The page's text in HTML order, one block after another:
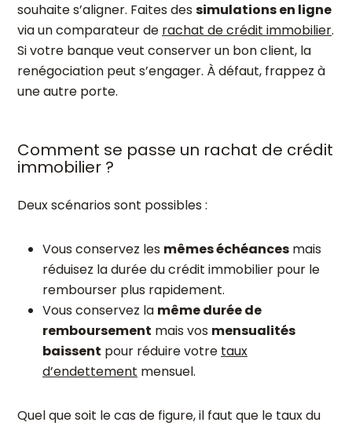
souhaite s’aligner. Faites dessimulations en ligne
via un comparateur de rachat de crédit immobilier.
Si votre banque veut conserver un bon client, la
renégociation peut s’engager. À défaut, frappez à
une autre porte.
Comment se passe un rachat de crédit
immobilier ?
Deux scénarios sont possibles :
Vous conservez les mêmes échéances mais
réduisez la durée du crédit immobilier pour le
rembourser plus rapidement.
Vous conservez la même durée de
remboursement mais vos mensualités
baissent pour réduire votre taux
d’endettement mensuel.
Quel que soit le cas de figure, il faut que le taux du